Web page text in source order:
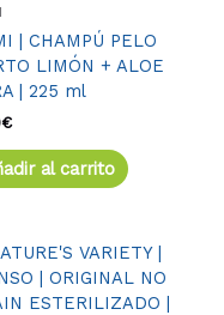
| CHAMPÚ PELO
LIMÓN + ALOE
| 225 ml
€
al carrito